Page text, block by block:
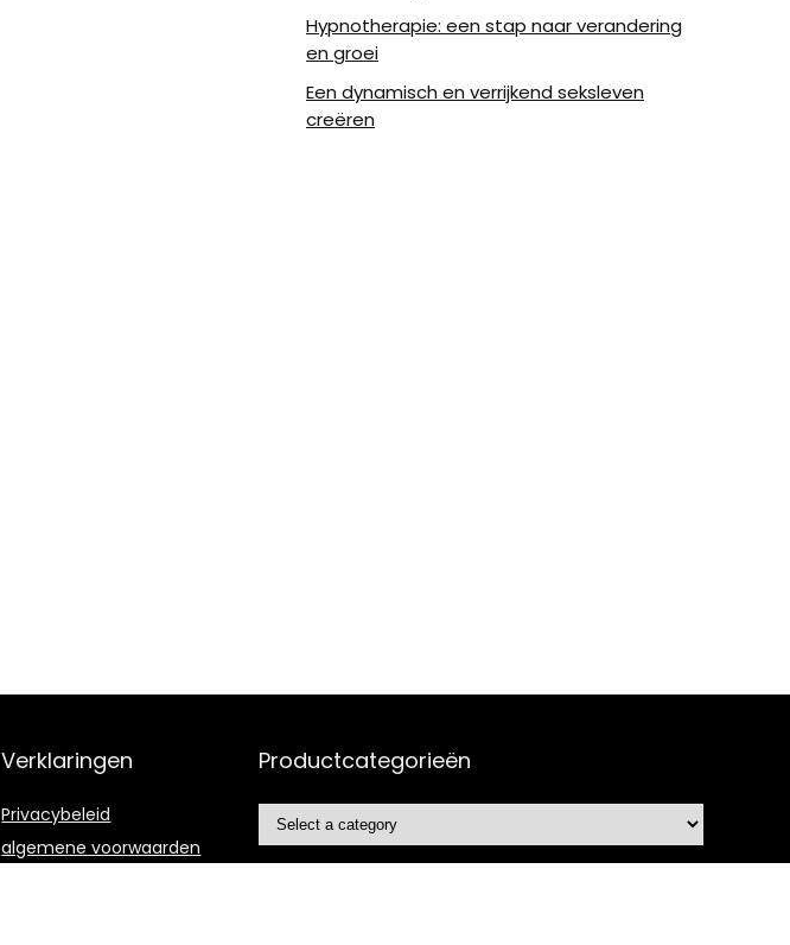
Hypnotherapie: een stap naar verandering
en groei
Een dynamisch en verrijkend seksleven
creëren
Verklaringen
Privacybeleid
algemene voorwaarden
Productcategorieën